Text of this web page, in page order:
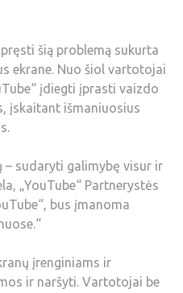
šią problemą sukurta
ekrane. Nuo šiol vartotojai
įdiegti įprasti vaizdo
įskaitant išmaniuosius
– sudaryti galimybę visur ir
„YouTube“ Partnerystės
bus įmanoma
įrenginiams ir
ir naršyti. Vartotojai be